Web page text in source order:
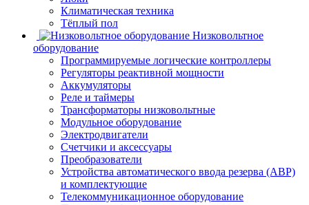
Климатическая техника
Тёплый пол
Низковольтное
оборудование
Программируемые логические контроллеры
Регуляторы реактивной мощности
Аккумуляторы
Реле и таймеры
Трансформаторы низковольтные
Модульное оборудование
Электродвигатели
Счетчики и аксессуары
Преобразователи
Устройства автоматического ввода резерва (АВР)
и комплектующие
Телекоммуникационное оборудование